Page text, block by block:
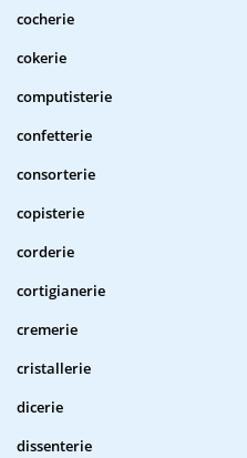
cocherie
cokerie
computisterie
confetterie
consorterie
copisterie
corderie
cortigianerie
cremerie
cristallerie
dicerie
dissenterie